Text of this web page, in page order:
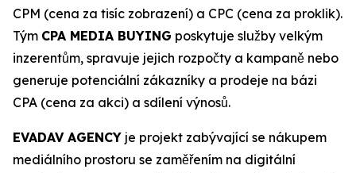
CPM (cena za tisíc zobrazení) a CPC (cena za proklik).
Tým CPA MEDIA BUYING poskytuje služby velkým
inzerentům, spravuje jejich rozpočty a kampaně nebo
generuje potenciální zákazníky a prodeje na bázi
CPA (cena za akci) a sdílení výnosů.
EVADAV AGENCY je projekt zabývající se nákupem
mediálního prostoru se zaměřením na digitální